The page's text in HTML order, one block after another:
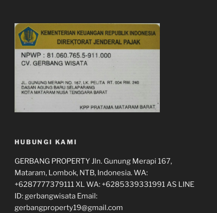
HUBUNGI KAMI
GERBANG PROPERTY Jln. Gunung Merapi 167,
Mataram, Lombok, NTB, Indonesia. WA:
+6287777379111 XL WA: +6285339331991 AS LINE
ID: gerbangwisata Email:
gerbangproperty19@gmail.com